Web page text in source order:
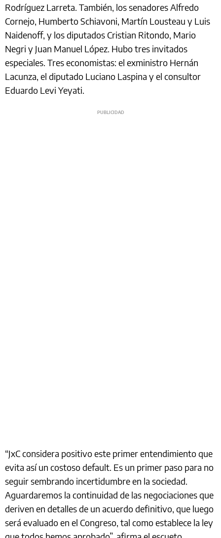
Rodríguez Larreta. También, los senadores Alfredo
Cornejo, Humberto Schiavoni, Martín Lousteau y Luis
Naidenoff, y los diputados Cristian Ritondo, Mario
Negri y Juan Manuel López. Hubo tres invitados
especiales. Tres economistas: el exministro Hernán
Lacunza, el diputado Luciano Laspina y el consultor
Eduardo Levi Yeyati.
“JxC considera positivo este primer entendimiento que
evita así un costoso default. Es un primer paso para no
seguir sembrando incertidumbre en la sociedad.
Aguardaremos la continuidad de las negociaciones que
deriven en detalles de un acuerdo definitivo, que luego
será evaluado en el Congreso, tal como establece la ley